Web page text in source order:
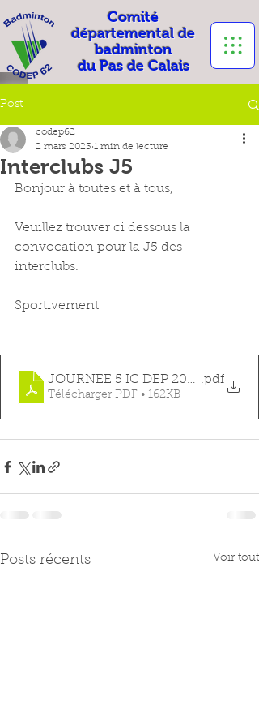
Comité
départemental de
badminton
du Pas de Calais
Post
Interclubs J5
codep62
2 mars 2023 1 min de lecture
Bonjour à toutes et à tous,
Veuillez trouver ci dessous la
convocation pour la J5 des
interclubs.
Sportivement
JOURNEE 5 IC DEP 2022-2023
.pdf
Télécharger PDF • 162KB
Posts récents Voir tout